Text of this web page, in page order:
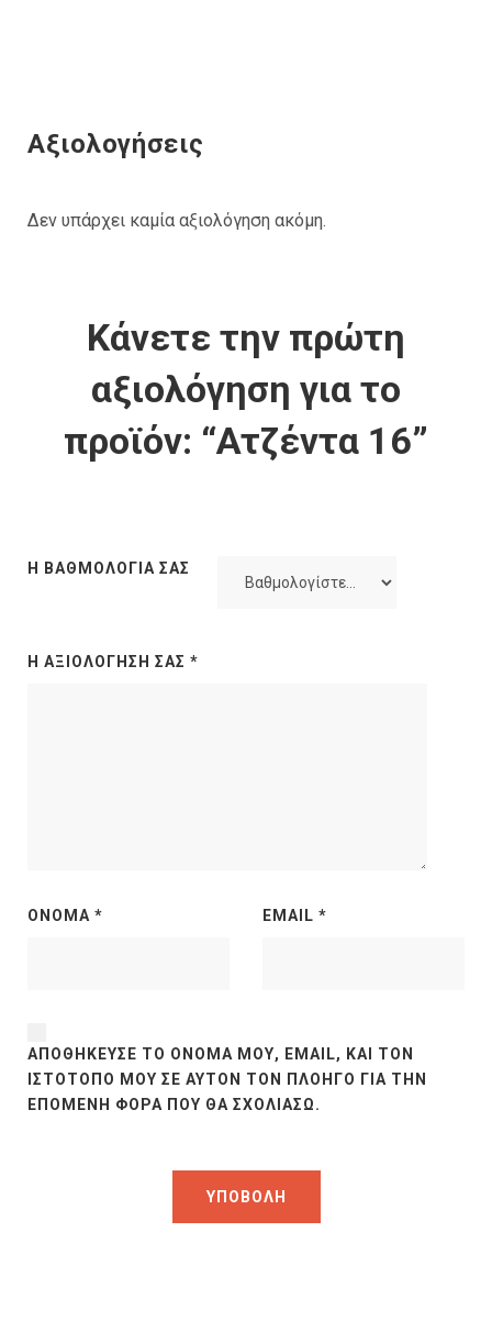
Αξιολογήσεις
Δεν υπάρχει καμία αξιολόγηση ακόμη.
Κάνετε την πρώτη
αξιολόγηση για το
προϊόν: “Ατζέντα 16”
Η ΒΑΘΜΟΛΟΓΊΑ ΣΑΣ
Η ΑΞΙΟΛΌΓΗΣΉ ΣΑΣ *
ΌΝΟΜΑ * EMAIL *
ΑΠΟΘΉΚΕΥΣΕ ΤΟ ΌΝΟΜΆ ΜΟΥ, EMAIL, ΚΑΙ ΤΟΝ
ΙΣΤΌΤΟΠΟ ΜΟΥ ΣΕ ΑΥΤΌΝ ΤΟΝ ΠΛΟΗΓΌ ΓΙΑ ΤΗΝ
ΕΠΌΜΕΝΗ ΦΟΡΆ ΠΟΥ ΘΑ ΣΧΟΛΙΆΣΩ.